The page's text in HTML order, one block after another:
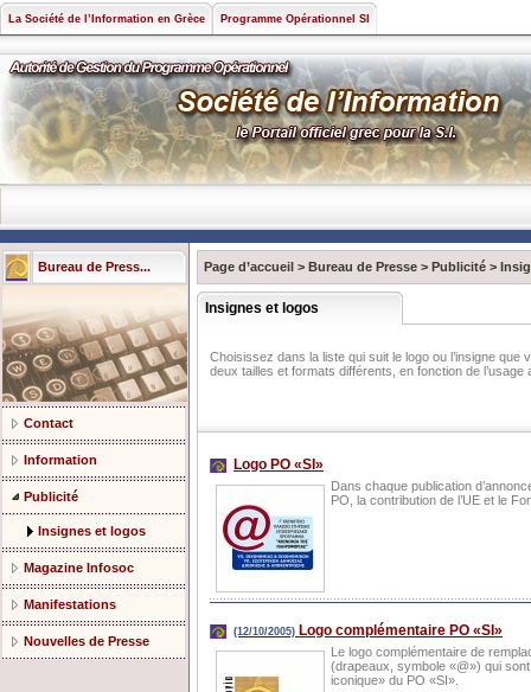
La Société de l’Information en Grèce Programme Opérationnel SI
Bureau de Press...
Contact
Information
Publicité
Insignes et logos
Magazine Infosoc
Manifestations
Nouvelles de Presse
Page d’accueil > Bureau de Presse > Publicité >
Insignes et logos
Choisissez dans la liste qui suit le logo ou l’insigne
deux tailles et formats différents, en fonction de l’usage
Logo PO «SI»
Dans chaque publication
PO, la contribution de l’UE et le
(12/10/2005) Logo complémentaire PO «SI»
Le logo complémentaire de
(drapeaux, symbole «@») qui
iconique» du PO «SI».